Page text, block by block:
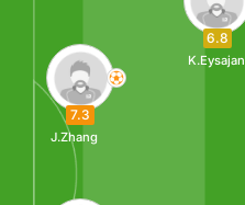
7.3
J.Zhang
6.8
K.Eysajan